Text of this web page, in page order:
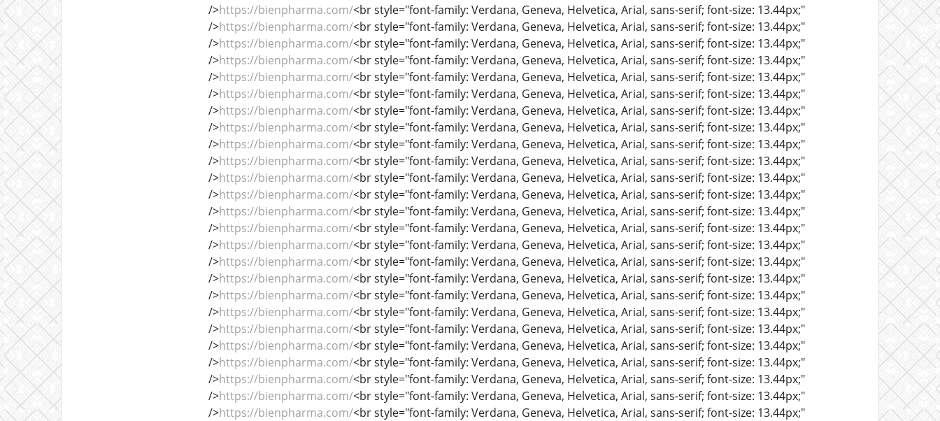
/>https://bienpharma.com/<br style="font-family: Verdana, Geneva, Helvetica, Arial, sans-serif; font-size: 13.44px;"
/>https://bienpharma.com/<br style="font-family: Verdana, Geneva, Helvetica, Arial, sans-serif; font-size: 13.44px;"
/>https://bienpharma.com/<br style="font-family: Verdana, Geneva, Helvetica, Arial, sans-serif; font-size: 13.44px;"
/>https://bienpharma.com/<br style="font-family: Verdana, Geneva, Helvetica, Arial, sans-serif; font-size: 13.44px;"
/>https://bienpharma.com/<br style="font-family: Verdana, Geneva, Helvetica, Arial, sans-serif; font-size: 13.44px;"
/>https://bienpharma.com/<br style="font-family: Verdana, Geneva, Helvetica, Arial, sans-serif; font-size: 13.44px;"
/>https://bienpharma.com/<br style="font-family: Verdana, Geneva, Helvetica, Arial, sans-serif; font-size: 13.44px;"
/>https://bienpharma.com/<br style="font-family: Verdana, Geneva, Helvetica, Arial, sans-serif; font-size: 13.44px;"
/>https://bienpharma.com/<br style="font-family: Verdana, Geneva, Helvetica, Arial, sans-serif; font-size: 13.44px;"
/>https://bienpharma.com/<br style="font-family: Verdana, Geneva, Helvetica, Arial, sans-serif; font-size: 13.44px;"
/>https://bienpharma.com/<br style="font-family: Verdana, Geneva, Helvetica, Arial, sans-serif; font-size: 13.44px;"
/>https://bienpharma.com/<br style="font-family: Verdana, Geneva, Helvetica, Arial, sans-serif; font-size: 13.44px;"
/>https://bienpharma.com/<br style="font-family: Verdana, Geneva, Helvetica, Arial, sans-serif; font-size: 13.44px;"
/>https://bienpharma.com/<br style="font-family: Verdana, Geneva, Helvetica, Arial, sans-serif; font-size: 13.44px;"
/>https://bienpharma.com/<br style="font-family: Verdana, Geneva, Helvetica, Arial, sans-serif; font-size: 13.44px;"
/>https://bienpharma.com/<br style="font-family: Verdana, Geneva, Helvetica, Arial, sans-serif; font-size: 13.44px;"
/>https://bienpharma.com/<br style="font-family: Verdana, Geneva, Helvetica, Arial, sans-serif; font-size: 13.44px;"
/>https://bienpharma.com/<br style="font-family: Verdana, Geneva, Helvetica, Arial, sans-serif; font-size: 13.44px;"
/>https://bienpharma.com/<br style="font-family: Verdana, Geneva, Helvetica, Arial, sans-serif; font-size: 13.44px;"
/>https://bienpharma.com/<br style="font-family: Verdana, Geneva, Helvetica, Arial, sans-serif; font-size: 13.44px;"
/>https://bienpharma.com/<br style="font-family: Verdana, Geneva, Helvetica, Arial, sans-serif; font-size: 13.44px;"
/>https://bienpharma.com/<br style="font-family: Verdana, Geneva, Helvetica, Arial, sans-serif; font-size: 13.44px;"
/>https://bienpharma.com/<br style="font-family: Verdana, Geneva, Helvetica, Arial, sans-serif; font-size: 13.44px;"
/>https://bienpharma.com/<br style="font-family: Verdana, Geneva, Helvetica, Arial, sans-serif; font-size: 13.44px;"
/>https://bienpharma.com/<br style="font-family: Verdana, Geneva, Helvetica, Arial, sans-serif; font-size: 13.44px;"